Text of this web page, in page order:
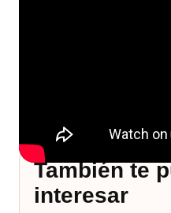
También te
interesar